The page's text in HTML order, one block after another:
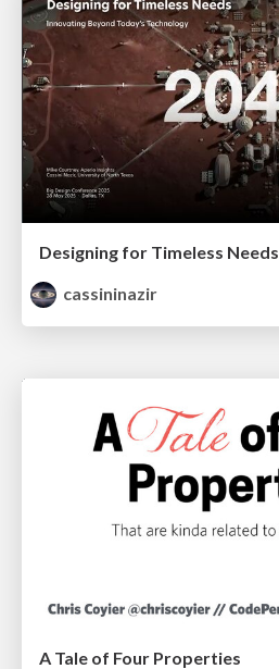
Designing for Timeless Needs
cassininazir
A Tale of Four Properties